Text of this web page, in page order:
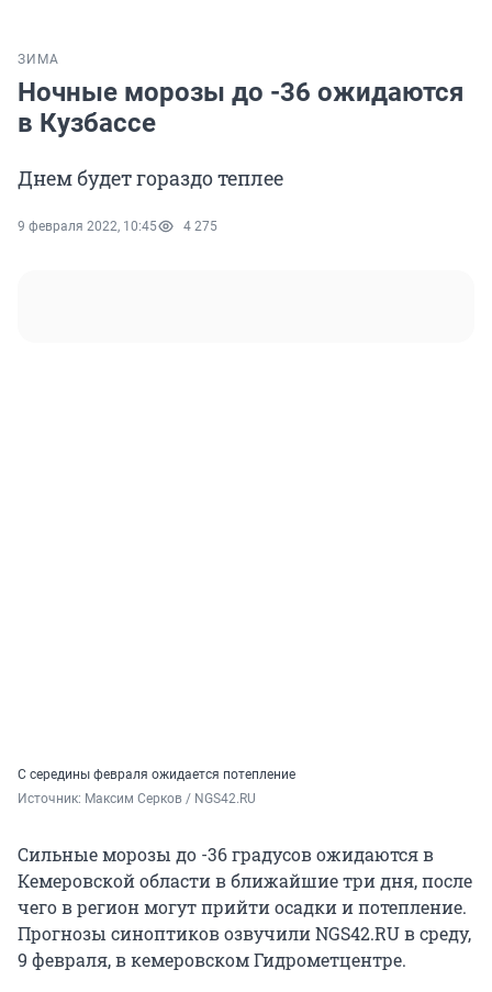
ЗИМА
Ночные морозы до -36 ожидаются
в Кузбассе
Днем будет гораздо теплее
9 февраля 2022, 10:45 4 275
С середины февраля ожидается потепление
Источник: Максим Серков / NGS42.RU
Сильные морозы до -36 градусов ожидаются в
Кемеровской области в ближайшие три дня, после
чего в регион могут прийти осадки и потепление.
Прогнозы синоптиков озвучили NGS42.RU в среду,
9 февраля, в кемеровском Гидрометцентре.